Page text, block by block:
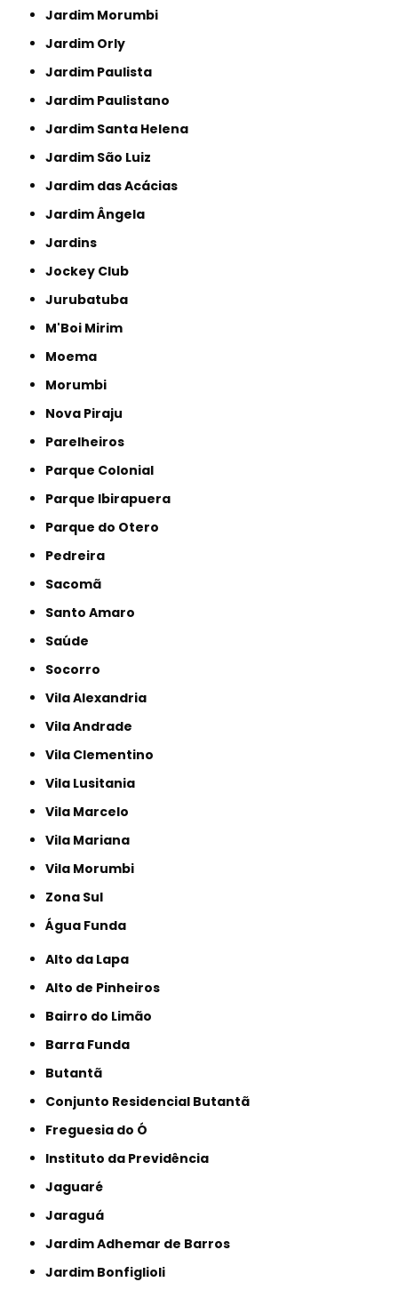
Jardim Morumbi
Jardim Orly
Jardim Paulista
Jardim Paulistano
Jardim Santa Helena
Jardim São Luiz
Jardim das Acácias
Jardim Ângela
Jardins
Jockey Club
Jurubatuba
M'Boi Mirim
Moema
Morumbi
Nova Piraju
Parelheiros
Parque Colonial
Parque Ibirapuera
Parque do Otero
Pedreira
Sacomã
Santo Amaro
Saúde
Socorro
Vila Alexandria
Vila Andrade
Vila Clementino
Vila Lusitania
Vila Marcelo
Vila Mariana
Vila Morumbi
Zona Sul
Água Funda
Alto da Lapa
Alto de Pinheiros
Bairro do Limão
Barra Funda
Butantã
Conjunto Residencial Butantã
Freguesia do Ó
Instituto da Previdência
Jaguaré
Jaraguá
Jardim Adhemar de Barros
Jardim Bonfiglioli